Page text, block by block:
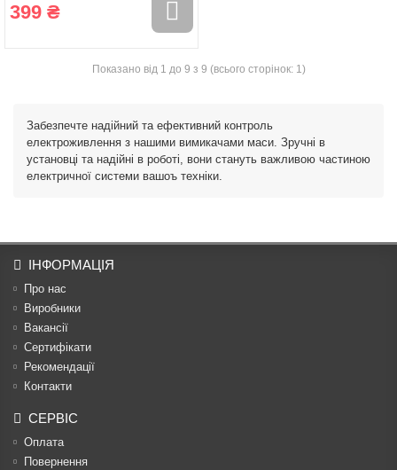
399 ₴
Показано від 1 до 9 з 9 (всього сторінок: 1)
Забезпечте надійний та ефективний контроль
електроживлення з нашими вимикачами маси. Зручні в
установці та надійні в роботі, вони стануть важливою частиною
електричної системи вашоъ техніки.
ІНФОРМАЦІЯ
Про нас
Виробники
Вакансії
Сертифікати
Рекомендації
Контакти
СЕРВІС
Оплата
Повернення